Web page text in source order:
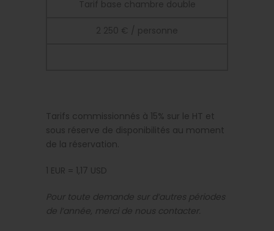
Tarif base chambre double
2 250 € / personne
Tarifs commissionnés à 15% sur le HT et
sous réserve de disponibilités au moment
de la réservation.
1 EUR = 1,17 USD
Pour toute demande sur d’autres périodes
de l’année, merci de nous contacter.